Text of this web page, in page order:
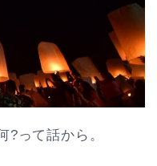
?って話から。